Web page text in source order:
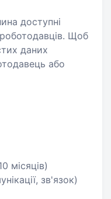
доступні
Щоб
даних
або
місяців)
зв'язок)